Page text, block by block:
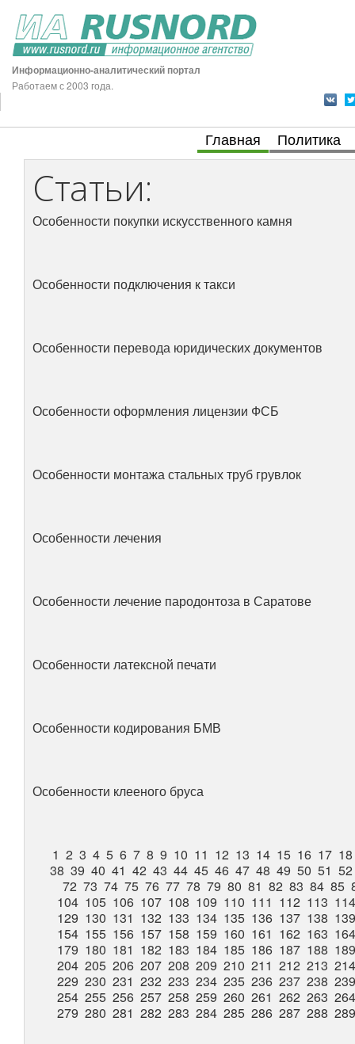
Информационно-аналитический портал
Работаем с 2003 года.
Главная Политика
Статьи:
Особенности покупки искусственного камня
Особенности подключения к такси
Особенности перевода юридических документов
Особенности оформления лицензии ФСБ
Особенности монтажа стальных труб грувлок
Особенности лечения
Особенности лечение пародонтоза в Саратове
Особенности латексной печати
Особенности кодирования БМВ
Особенности клееного бруса
1 2 3 4 5 6 7 8 9 10 11 12 13 14 15 16 17 18
38 39 40 41 42 43 44 45 46 47 48 49 50 51 52
72 73 74 75 76 77 78 79 80 81 82 83 84 85
104 105 106 107 108 109 110 111 112 113 114
129 130 131 132 133 134 135 136 137 138 139
154 155 156 157 158 159 160 161 162 163 164
179 180 181 182 183 184 185 186 187 188 189
204 205 206 207 208 209 210 211 212 213 214
229 230 231 232 233 234 235 236 237 238 239
254 255 256 257 258 259 260 261 262 263 264
279 280 281 282 283 284 285 286 287 288 289